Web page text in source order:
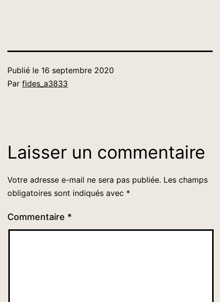
Publié le 16 septembre 2020
Par fides_a3833
Laisser un commentaire
Votre adresse e-mail ne sera pas publiée. Les champs
obligatoires sont indiqués avec *
Commentaire *